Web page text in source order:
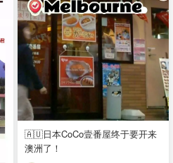
🇦🇺日本CoCo壹番屋终于要开来
澳洲了！